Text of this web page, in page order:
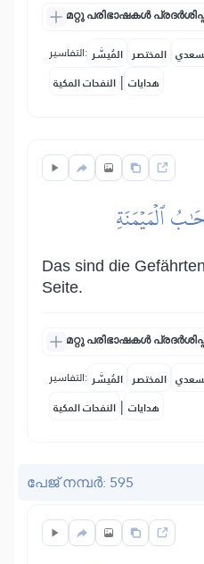
മറ്റു പരിഭാഷകൾ
التفاسير: المُيسَّر المختصر
النفحات المكية | هدايات
ٱلۡمَيۡمَنَةِ
Das sind die
Seite.
മറ്റു പരിഭാഷകൾ
التفاسير: المُيسَّر المختصر
النفحات المكية | هدايات
പേജ് നമ്പർ: 595